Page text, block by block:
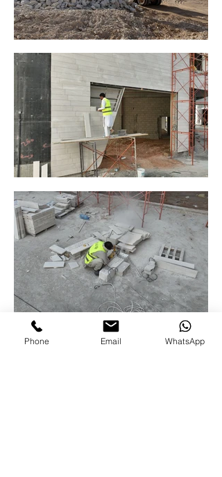
Phone Email WhatsApp